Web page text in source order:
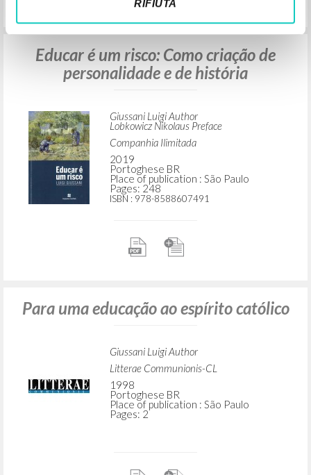
RIFIUTA
Educar é um risco: Como criação de
personalidade e de história
Giussani Luigi Author
Lobkowicz Nikolaus Preface
Companhia Ilimitada
2019
Portoghese BR
Place of publication : São Paulo
Pages: 248
ISBN : 978-8588607491
Para uma educação ao espírito católico
Giussani Luigi Author
Litterae Communionis-CL
1998
Portoghese BR
Place of publication : São Paulo
Pages: 2